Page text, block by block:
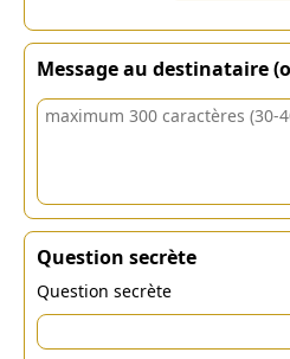
Message au destinataire
Question secrète
Question secrète